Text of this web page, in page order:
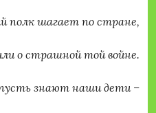
полк шагает по стране,
о страшной той войне.
знают наши дети –